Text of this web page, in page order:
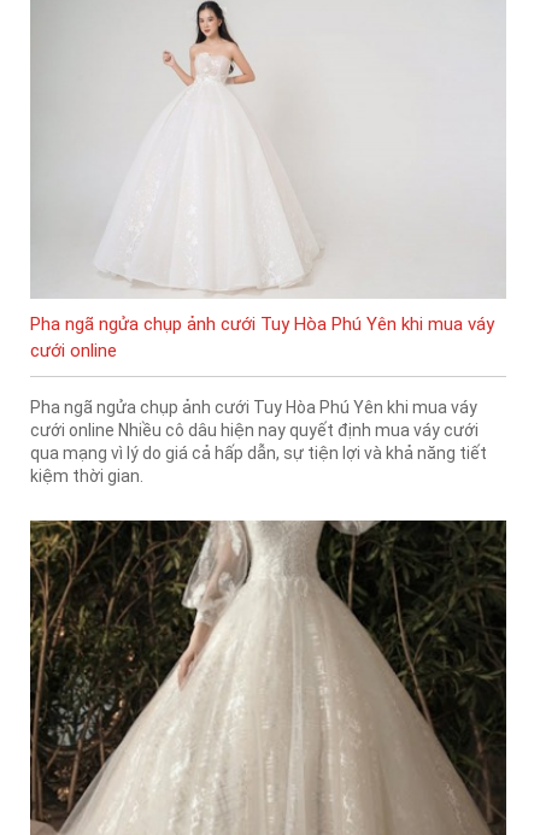
Pha ngã ngửa chụp ảnh cưới Tuy Hòa Phú Yên khi mua váy
cưới online
Pha ngã ngửa chụp ảnh cưới Tuy Hòa Phú Yên khi mua váy
cưới online Nhiều cô dâu hiện nay quyết định mua váy cưới
qua mạng vì lý do giá cả hấp dẫn, sự tiện lợi và khả năng tiết
kiệm thời gian.